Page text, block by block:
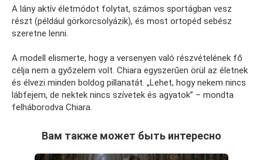
A lány aktív életmódot folytat, számos sportágban vesz
részt (például görkorcsolyázik), és most ortopéd sebész
szeretne lenni.
A modell elismerte, hogy a versenyen való részvételének fő
célja nem a győzelem volt. Chiara egyszerűen örül az életnek
és élvezi minden boldog pillanatát. „Lehet, hogy nekem nincs
lábfejem, de nektek nincs szívetek és agyatok” – mondta
felháborodva Chiara.
Вам также может быть интересно